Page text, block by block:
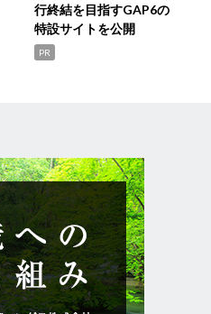
行終結を目指すGAP6の
特設サイトを公開
PR